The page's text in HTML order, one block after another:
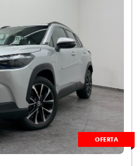
OFERTA